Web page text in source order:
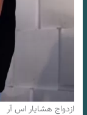
ازدواج هشایار اس آر